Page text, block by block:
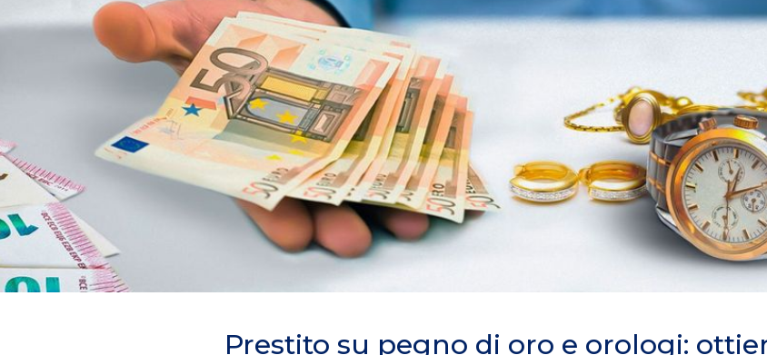
Prestito su pegno di oro e orologi: